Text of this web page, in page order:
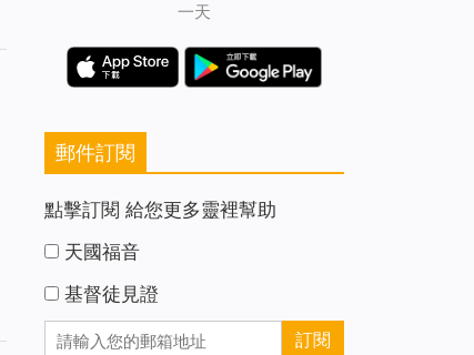
一天
郵件訂閱
點擊訂閱 給您更多靈裡幫助
天國福音
基督徒見證